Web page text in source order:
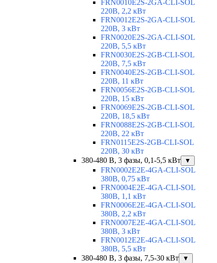
FRN0010E2S-2GA-CLI-SOL
220В, 2,2 кВт
FRN0012E2S-2GA-CLI-SOL
220В, 3 кВт
FRN0020E2S-2GA-CLI-SOL
220В, 5,5 кВт
FRN0030E2S-2GB-CLI-SOL
220В, 7,5 кВт
FRN0040E2S-2GB-CLI-SOL
220В, 11 кВт
FRN0056E2S-2GB-CLI-SOL
220В, 15 кВт
FRN0069E2S-2GB-CLI-SOL
220В, 18,5 кВт
FRN0088E2S-2GB-CLI-SOL
220В, 22 кВт
FRN0115E2S-2GB-CLI-SOL
220В, 30 кВт
380-480 В, 3 фазы, 0,1-5,5 кВт
▼
FRN0002E2E-4GA-CLI-SOL
380В, 0,75 кВт
FRN0004E2E-4GA-CLI-SOL
380В, 1,1 кВт
FRN0006E2E-4GA-CLI-SOL
380В, 2,2 кВт
FRN0007E2E-4GA-CLI-SOL
380В, 3 кВт
FRN0012E2E-4GA-CLI-SOL
380В, 5,5 кВт
380-480 В, 3 фазы, 7,5-30 кВт
▼